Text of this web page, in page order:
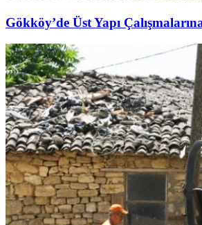
Gökköy’de Üst Yapı